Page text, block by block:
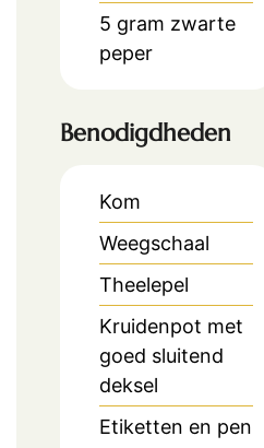
5 gram zwarte
peper
Benodigdheden
Kom
Weegschaal
Theelepel
Kruidenpot met
goed sluitend
deksel
Etiketten en pen